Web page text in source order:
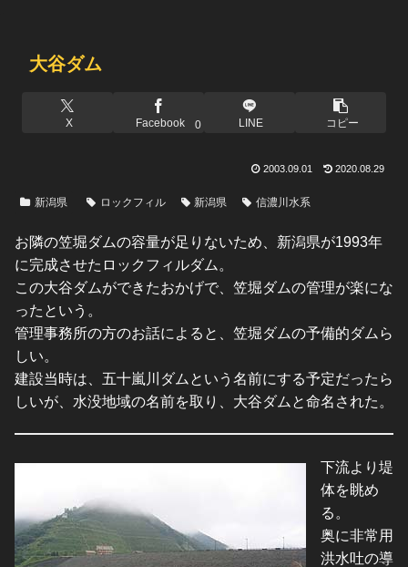
大谷ダム
X Facebook 0 LINE コピー
2003.09.01 2020.08.29
新潟県 ロックフィル 新潟県 信濃川水系
お隣の笠堀ダムの容量が足りないため、新潟県が1993年
に完成させたロックフィルダム。
この大谷ダムができたおかげで、笠堀ダムの管理が楽にな
ったという。
管理事務所の方のお話によると、笠堀ダムの予備的ダムら
しい。
建設当時は、五十嵐川ダムという名前にする予定だったら
しいが、水没地域の名前を取り、大谷ダムと命名された。
下流より堤
体を眺め
る。
奥に非常用
洪水吐の導